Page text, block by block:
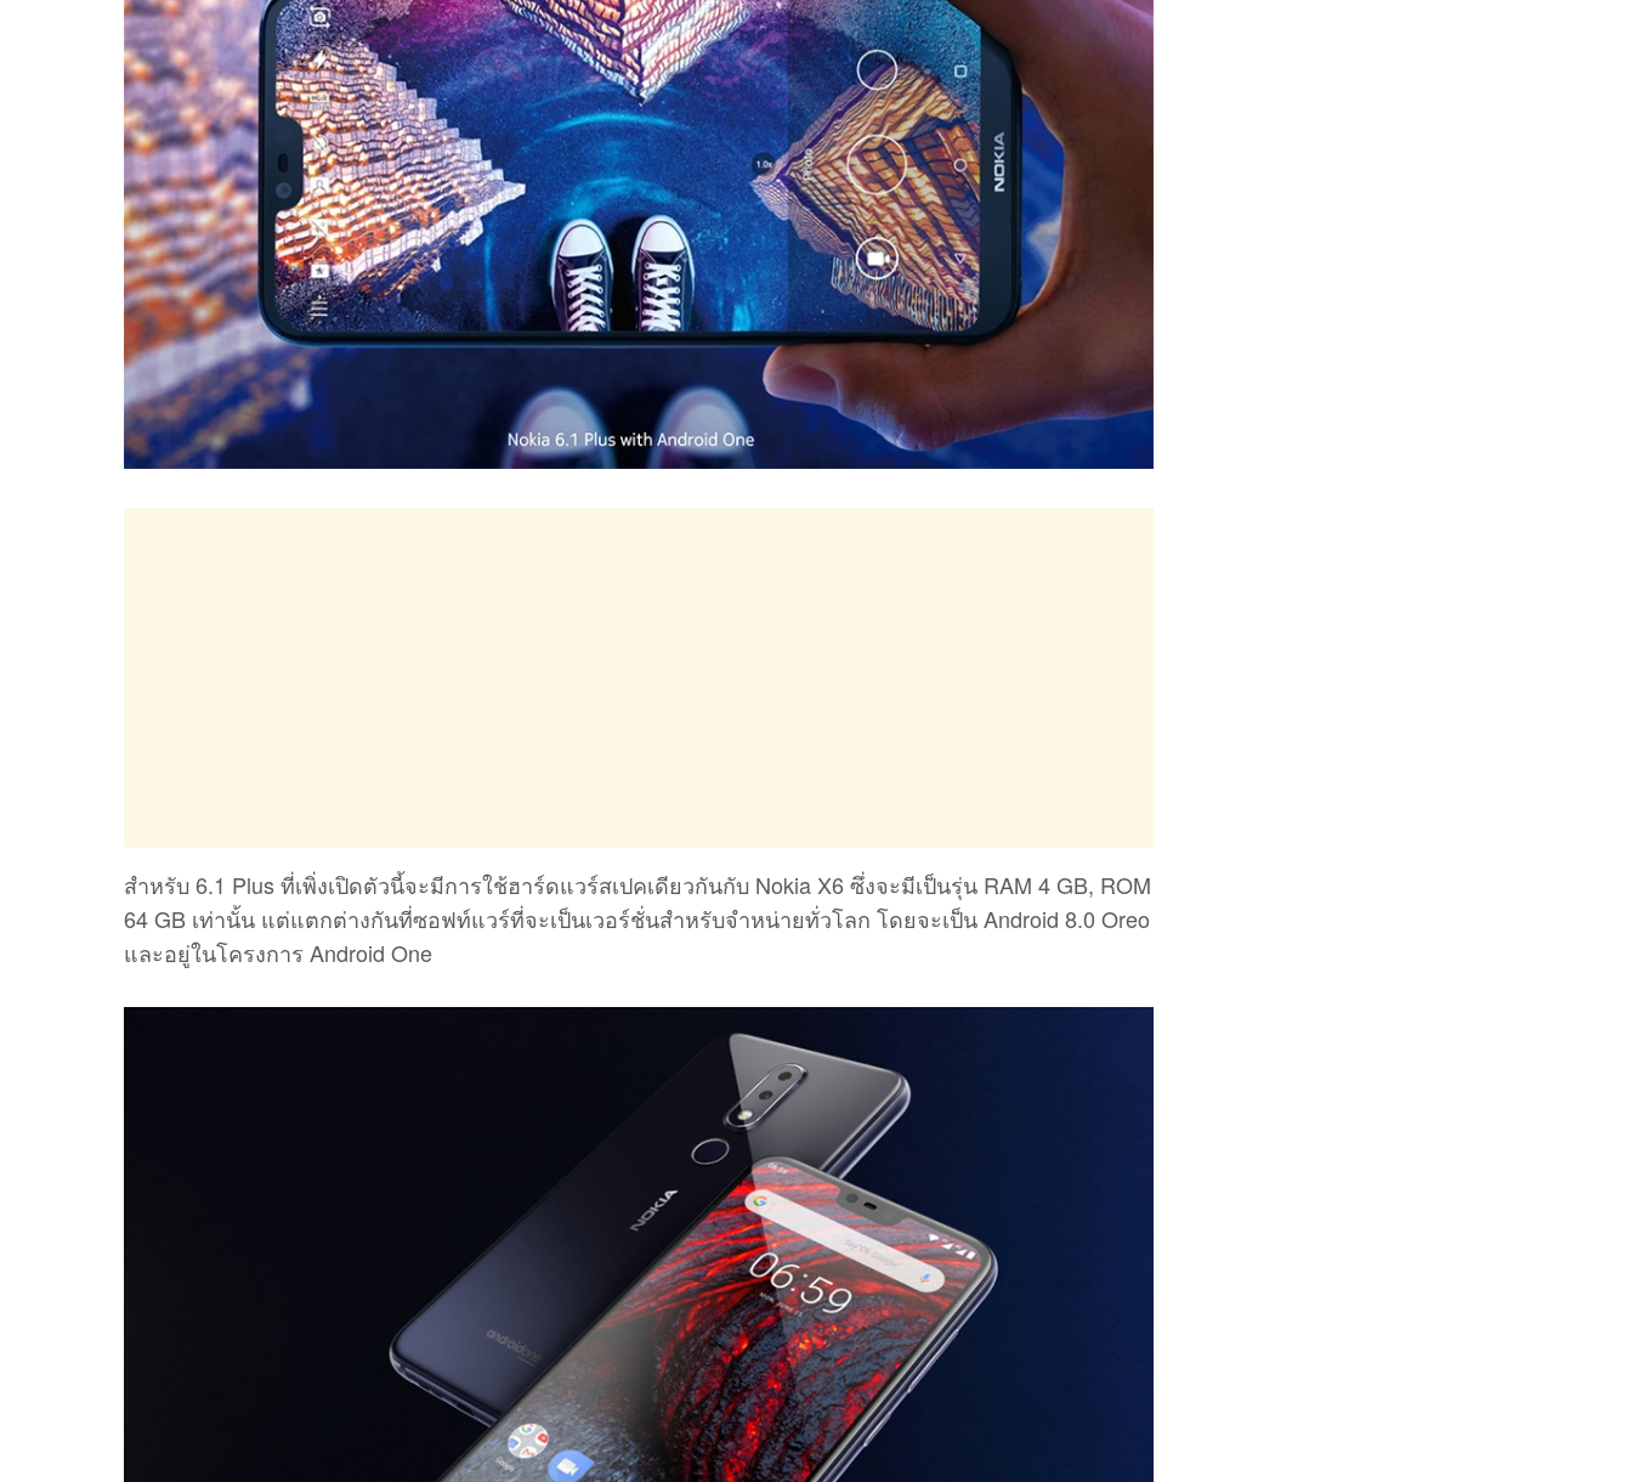
สำหรับ 6.1 Plus ที่เพิ่งเปิดตัวนี้จะมีการใช้ฮาร์ดแวร์สเปคเดียวกันกับ Nokia X6 ซึ่งจะมีเป็นรุ่น RAM 4 GB, ROM
64 GB เท่านั้น แต่แตกต่างกันที่ซอฟท์แวร์ที่จะเป็นเวอร์ชั่นสำหรับจำหน่ายทั่วโลก โดยจะเป็น Android 8.0 Oreo
และอยู่ในโครงการ Android One